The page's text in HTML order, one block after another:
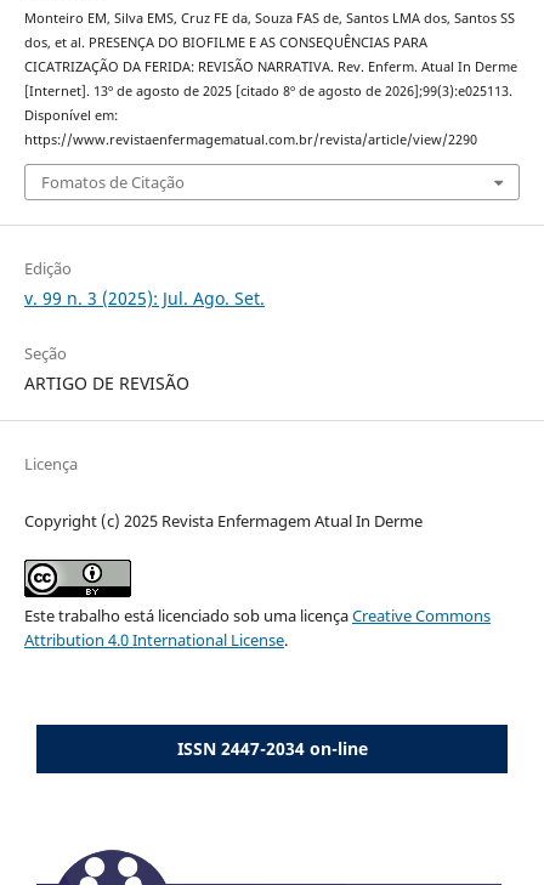
Monteiro EM, Silva EMS, Cruz FE da, Souza FAS de, Santos LMA dos, Santos SS
dos, et al. PRESENÇA DO BIOFILME E AS CONSEQUÊNCIAS PARA
CICATRIZAÇÃO DA FERIDA: REVISÃO NARRATIVA. Rev. Enferm. Atual In Derme
[Internet]. 13º de agosto de 2025 [citado 8º de agosto de 2026];99(3):e025113.
Disponível em:
https://www.revistaenfermagematual.com.br/revista/article/view/2290
Fomatos de Citação
Edição
v. 99 n. 3 (2025): Jul. Ago. Set.
Seção
ARTIGO DE REVISÃO
Licença
Copyright (c) 2025 Revista Enfermagem Atual In Derme
Este trabalho está licenciado sob uma licençaCreative Commons
Attribution 4.0 International License.
ISSN 2447-2034 on-line